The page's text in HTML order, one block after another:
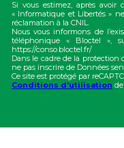
Si vous estimez, après avoir
« Informatique et Libertés »
réclamation à la CNIL.
Nous vous informons de
téléphonique « Bloctel »,
https://conso.bloctel.fr/
Dans le cadre de la protection
ne pas inscrire de Données
Ce site est protégé par
Conditions d'utilisation